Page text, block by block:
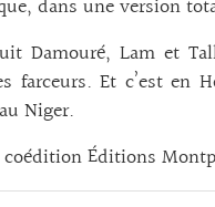
dans une version
Damouré, Lam et
farceurs. Et c’est en
Niger.
Éditions